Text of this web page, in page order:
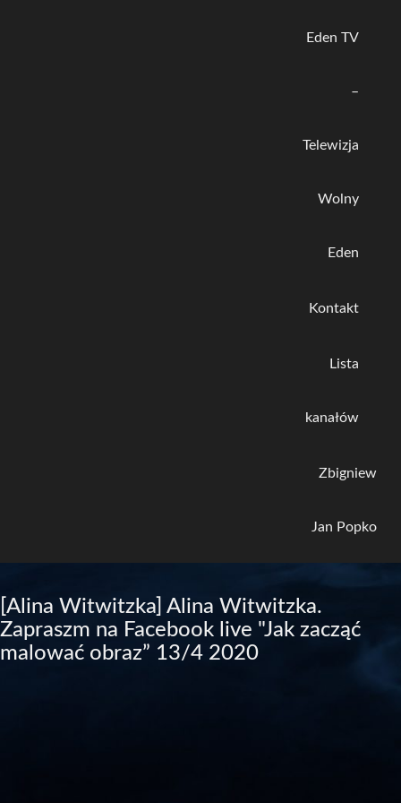
Eden TV
–
Telewizja
Wolny
Eden
Kontakt
Lista
kanałów
Zbigniew
Jan Popko
[Alina Witwitzka] Alina Witwitzka.
Zapraszm na Facebook live "Jak zacząć
malować obraz” 13/4 2020